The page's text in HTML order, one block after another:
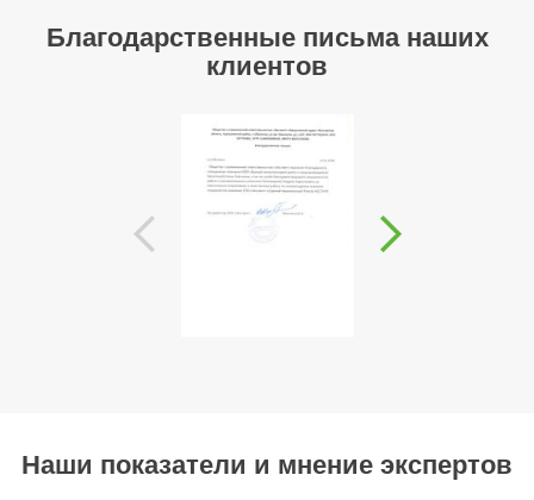
Благодарственные письма наших
клиентов
Наши показатели и мнение экспертов